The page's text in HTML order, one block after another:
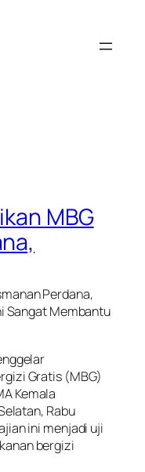
MBG
Perdana,
Sangat Membantu
Gratis (MBG)
Kemala
Rabu
ini menjadi uji
bergizi